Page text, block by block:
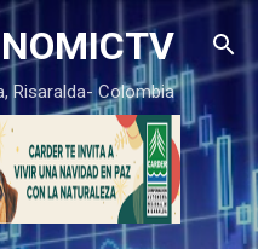
principal
Risaralda- Colombia